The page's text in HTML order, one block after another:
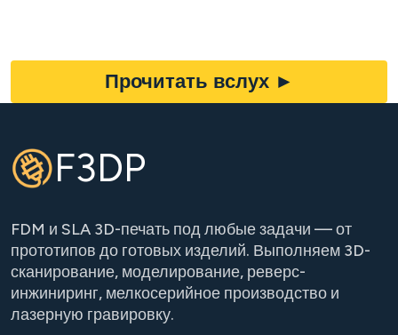
Прочитать вслух ►
F3DP
FDM и SLA 3D-печать под любые задачи — от
прототипов до готовых изделий. Выполняем 3D-
сканирование, моделирование, реверс-
инжиниринг, мелкосерийное производство и
лазерную гравировку.